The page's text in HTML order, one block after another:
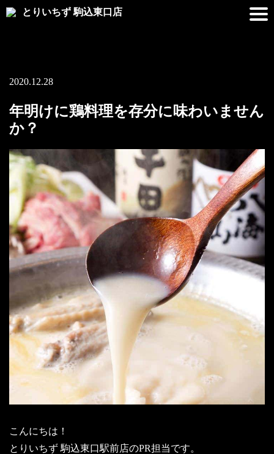
とりいちず 駒込東口店
2020.12.28
年明けに鶏料理を存分に味わいません
か？
こんにちは！
とりいちず 駒込東口駅前店のPR担当です。